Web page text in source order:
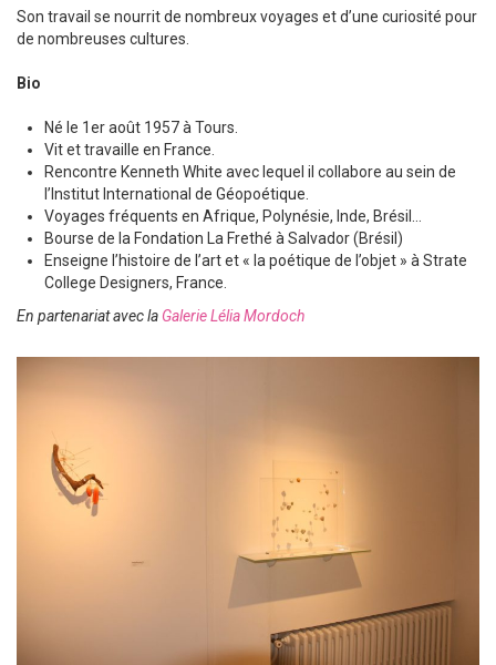
Son travail se nourrit de nombreux voyages et d’une curiosité pour
de nombreuses cultures.
Bio
Né le 1er août 1957 à Tours.
Vit et travaille en France.
Rencontre Kenneth White avec lequel il collabore au sein de
l’Institut International de Géopoétique.
Voyages fréquents en Afrique, Polynésie, Inde, Brésil…
Bourse de la Fondation La Frethé à Salvador (Brésil)
Enseigne l’histoire de l’art et « la poétique de l’objet » à Strate
College Designers, France.
En partenariat avec la Galerie Lélia Mordoch